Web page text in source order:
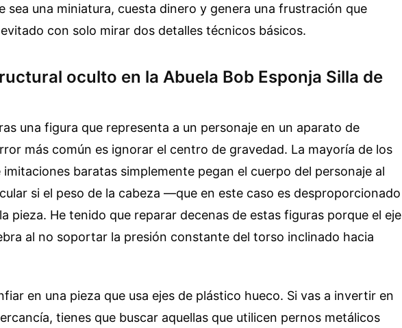
sea una miniatura, cuesta dinero y genera una frustración que
con solo mirar dos detalles técnicos básicos.
oculto en la Abuela Bob Esponja Silla de
una figura que representa a un personaje en un aparato de
más común es ignorar el centro de gravedad. La mayoría de los
baratas simplemente pegan el cuerpo del personaje al
si el peso de la cabeza —que en este caso es desproporcionado
pieza. He tenido que reparar decenas de estas figuras porque el eje
al no soportar la presión constante del torso inclinado hacia
en una pieza que usa ejes de plástico hueco. Si vas a invertir en
tienes que buscar aquellas que utilicen pernos metálicos